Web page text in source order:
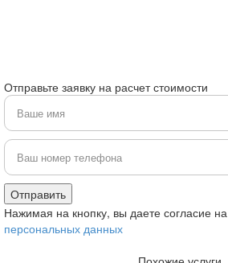
Отправьте заявку на расчет стоимости
Нажимая на кнопку, вы даете согласие на
персональных данных